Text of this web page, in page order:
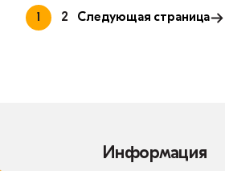
1 2 Следующая страница
Информация